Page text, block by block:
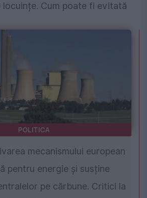
locuințe. Cum poate fi evitată
POLITICA
mecanismului european
pentru energie și susține
pe cărbune. Critici la